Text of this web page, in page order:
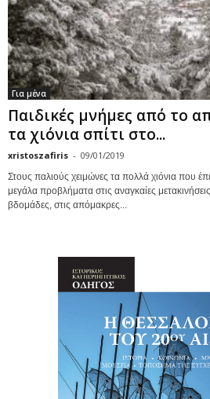
Για μένα
Παιδικές μνήμες από το
τα χιόνια σπίτι στο...
xristoszafiris - 09/01/2019
Στους παλιούς χειμώνες τα πολλά χιόνια που
μεγάλα προβλήματα στις αναγκαίες
βδομάδες, στις απόμακρες...